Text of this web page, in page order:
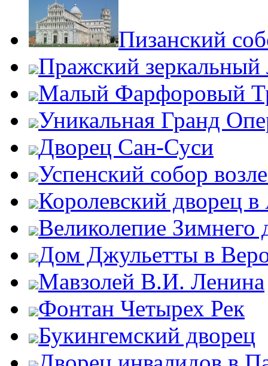
Пизанский
Пражский зеркальный
Малый Фарфоровый
Уникальная Гранд
Дворец Сан-Суси
Успенский собор
Королевский дворец
Великолепие
Дом Джульетты в
Мавзолей В.И. Ленина
Фонтан Четырех Рек
Букингемский дворец